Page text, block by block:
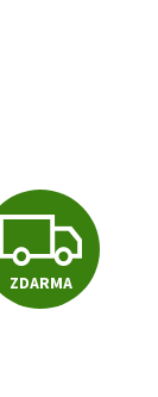
Z
D
ZDARMA